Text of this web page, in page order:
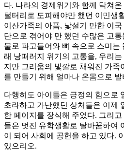
다. 나라의 경제위기와 함께 닥쳐
털터리로 도피해야만 했던 이민생
이산가족의 아픔, 낯설기 만한 이
단으로 겪어야 만 했던 수많은 고
물로 파고들어와 뼈 속으로 스미는
래 낭떠러지 위기의 고통을, 우리
지만 그리움의 빛깔로 채워진 가족
를 만들기 위해 얼마나 온몸으로
다행히도 아이들은 긍정의 힘으로
초라하고 가난했던 상처들은 이제
한 페이지를 장식해 주었다. 그리고
들은 멋진 유학생활로 탈바꿈하여
이 되어 사회에 공헌을 하고 있다.
있으리오.